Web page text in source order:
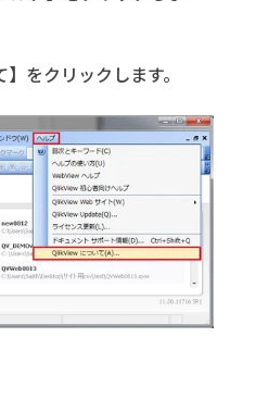
をクリックします。